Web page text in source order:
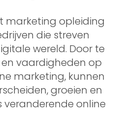
marketing opleiding
die streven
wereld. Door te
en vaardigheden op
marketing, kunnen
groeien en
veranderende online